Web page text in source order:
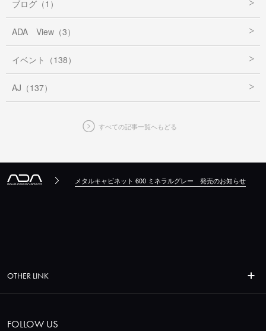
ブログ（1）
ADA View（3）
イベント（138）
AJ（137）
すべての記事一覧へもどる
メタルキャビネット 600 ミネラルグレー 発売のお知らせ
OTHER LINK
FOLLOW US